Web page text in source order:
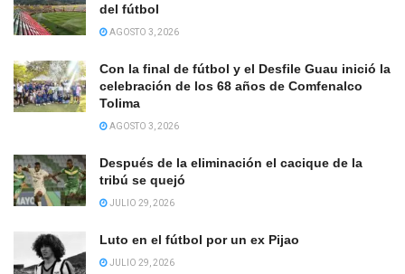
del fútbol
AGOSTO 3, 2026
Con la final de fútbol y el Desfile Guau inició la
celebración de los 68 años de Comfenalco
Tolima
AGOSTO 3, 2026
Después de la eliminación el cacique de la
tribú se quejó
JULIO 29, 2026
Luto en el fútbol por un ex Pijao
JULIO 29, 2026